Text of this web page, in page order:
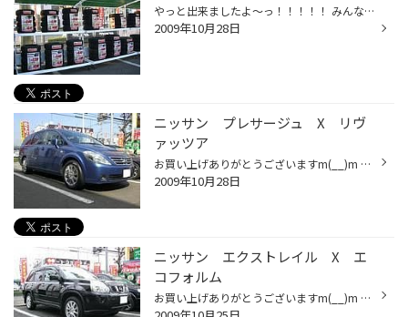
やっと出来ましたよ～っ！！！！！ みんなで頑張って塗ったラックにスタッドレスがズラリ(^^)/~~~ 親方っっ☆お疲れ様でした♪ よ～ぉく見ると。。。。 こんなにたくさん塗ったんですね、親方☆ 都筑のスタッフ一丸となり完成しました。 皆様も見に来てくださいネ♡ また書きまーす(^^♪
2009年10月28日
ニッサン プレサージュ X リヴ
ァッツア
お買い上げありがとうございますm(__)m DATA ホイール：リヴァッツア ラプター (F)(R) 17X7.0 カーボン タイヤ：REGNO GRV (F)(R) 215/60R17 純正１６インチから１インチアップでのご紹介★ ツインスポークの長さがよりホイールを大きく 見せてますね(^^♪ さらに、タイヤがREGNO GRV＼(^o^)／ 快適...
2009年10月28日
ニッサン エクストレイル X エ
コフォルム
お買い上げありがとうございますm(__)m DATA ホイール：エコフォルム CRS ０９１ (F)(R) 17X7.0 HS 今話題のクロス脱着交換させていただきました(*^^)v やはり、夏タイヤに社外アルミを装着するとイメージ が変わってカッコイイですね＼(^o^)／ また個性もでて、まだ純正ホイールの方！ぜひご検討...